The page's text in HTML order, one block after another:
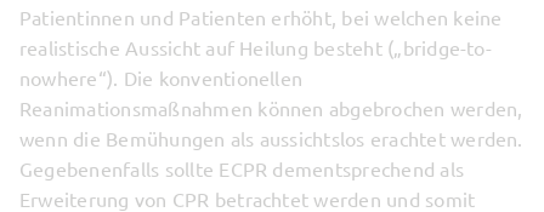
Patientinnen und Patienten erhöht, bei welchen keine
realistische Aussicht auf Heilung besteht („bridge-to-
nowhere“). Die konventionellen
Reanimationsmaßnahmen können abgebrochen werden,
wenn die Bemühungen als aussichtslos erachtet werden.
Gegebenenfalls sollte ECPR dementsprechend als
Erweiterung von CPR betrachtet werden und somit